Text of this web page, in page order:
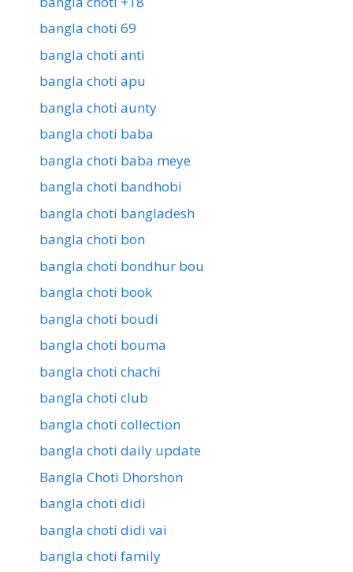
bangla choti 69
bangla choti anti
bangla choti apu
bangla choti aunty
bangla choti baba
bangla choti baba meye
bangla choti bandhobi
bangla choti bangladesh
bangla choti bon
bangla choti bondhur bou
bangla choti book
bangla choti boudi
bangla choti bouma
bangla choti chachi
bangla choti club
bangla choti collection
bangla choti daily update
Bangla Choti Dhorshon
bangla choti didi
bangla choti didi vai
bangla choti family